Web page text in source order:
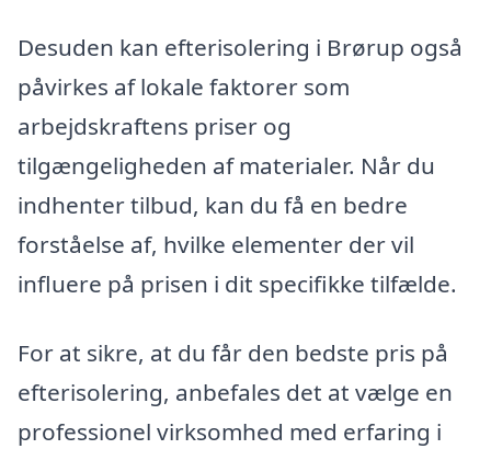
Desuden kan efterisolering i Brørup også
påvirkes af lokale faktorer som
arbejdskraftens priser og
tilgængeligheden af materialer. Når du
indhenter tilbud, kan du få en bedre
forståelse af, hvilke elementer der vil
influere på prisen i dit specifikke tilfælde.
For at sikre, at du får den bedste pris på
efterisolering, anbefales det at vælge en
professionel virksomhed med erfaring i